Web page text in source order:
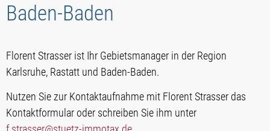
Baden-Baden
Florent Strasser ist Ihr Gebietsmanager in der Region
Karlsruhe, Rastatt und Baden-Baden.
Nutzen Sie zur Kontaktaufnahme mit Florent Strasser das
Kontaktformular oder schreiben Sie ihm unter